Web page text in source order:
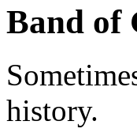
Band of
history.